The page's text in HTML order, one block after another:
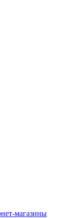
магазины